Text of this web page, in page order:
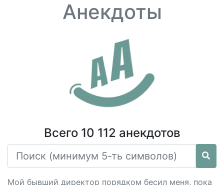
Анекдоты
Всего 10 112 анекдотов
Мой бывший директор порядком бесил меня, пока